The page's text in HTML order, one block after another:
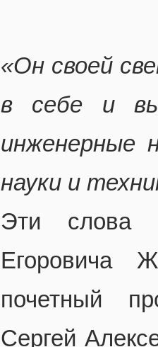
«Он своей
в себе и
инженерные
науки и
Эти слова
Егоровича
почетный
Сергей